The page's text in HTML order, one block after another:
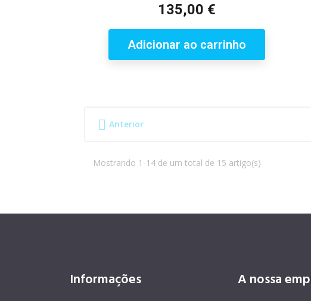
Preço
135,00 €
Adicionar ao carrinho
 Anterior
Mostrando 1-14 de um total de 15 artigo(s)
Informações A nossa